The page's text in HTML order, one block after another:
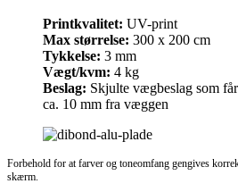
Printkvalitet: UV-print
Max størrelse: 300 x 200 cm
Tykkelse: 3 mm
Vægt/kvm: 4 kg
Beslag: Skjulte vægbeslag som
ca. 10 mm fra væggen
Forbehold for at farver og toneomfang gengives
skærm.